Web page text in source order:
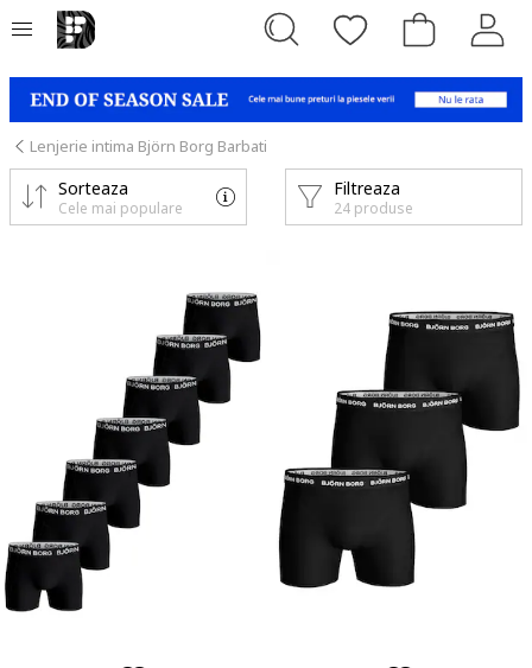
Lenjerie intima Björn Borg Barbati
Filtreaza
24 produse
Sorteaza
Cele mai populare